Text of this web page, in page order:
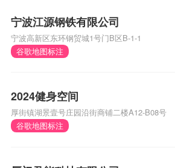
宁波江源钢铁有限公司
宁波高新区东环钢贸城1号门B区B-1-1
谷歌地图标注
2024健身空间
厚街镇湖景壹号庄园沿街商铺二楼A12-B08号
谷歌地图标注